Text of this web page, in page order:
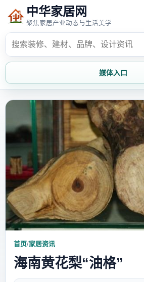
中华家居网
聚焦家居产业动态与生活美学
媒体入口
家居资
家居风水 家居欣
时尚饰家 装修设
家具知识 家居文
家装攻略 创意家
首页/家居资讯
海南黄花梨“油格”